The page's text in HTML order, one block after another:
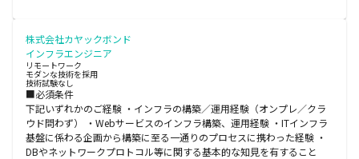
株式会社カヤックボンド
インフラエンジニア
リモートワーク
モダンな技術を採用
技術試験なし
■必須条件
下記いずれかのご経験 ・インフラの構築／運用経験（オンプレ／クラ
ウド問わず） ・Webサービスのインフラ構築、運用経験 ・ITインフラ
基盤に係わる企画から構築に至る一通りのプロセスに携わった経験 ・
DBやネットワークプロトコル等に関する基本的な知見を有すること